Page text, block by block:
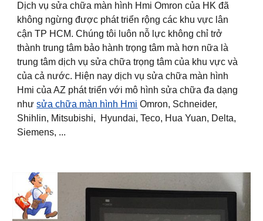
Dịch vụ sửa chữa màn hình Hmi Omron của HK đã
không ngừng được phát triển rộng các khu vực lân
cận TP HCM. Chúng tôi luôn nỗ lực không chỉ trở
thành trung tâm bảo hành trọng tâm mà hơn nữa là
trung tâm dịch vụ sửa chữa trọng tâm của khu vực và
của cả nước. Hiện nay dịch vụ sửa chữa màn hình
Hmi của AZ phát triển với mô hình sửa chữa đa dạng
nhưsửa chữa màn hình Hmi Omron, Schneider,
Shihlin, Mitsubishi, Hyundai, Teco, Hua Yuan, Delta,
Siemens, ...